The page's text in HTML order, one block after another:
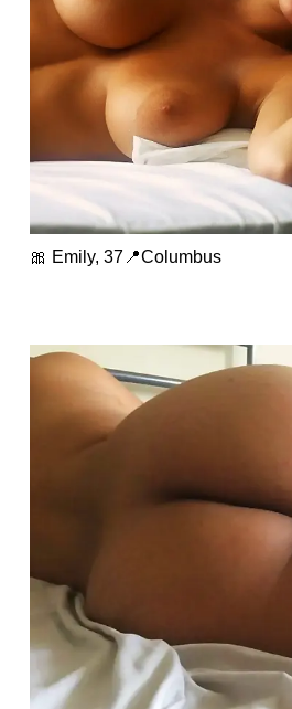
🎀 Emily, 37📍Columbus